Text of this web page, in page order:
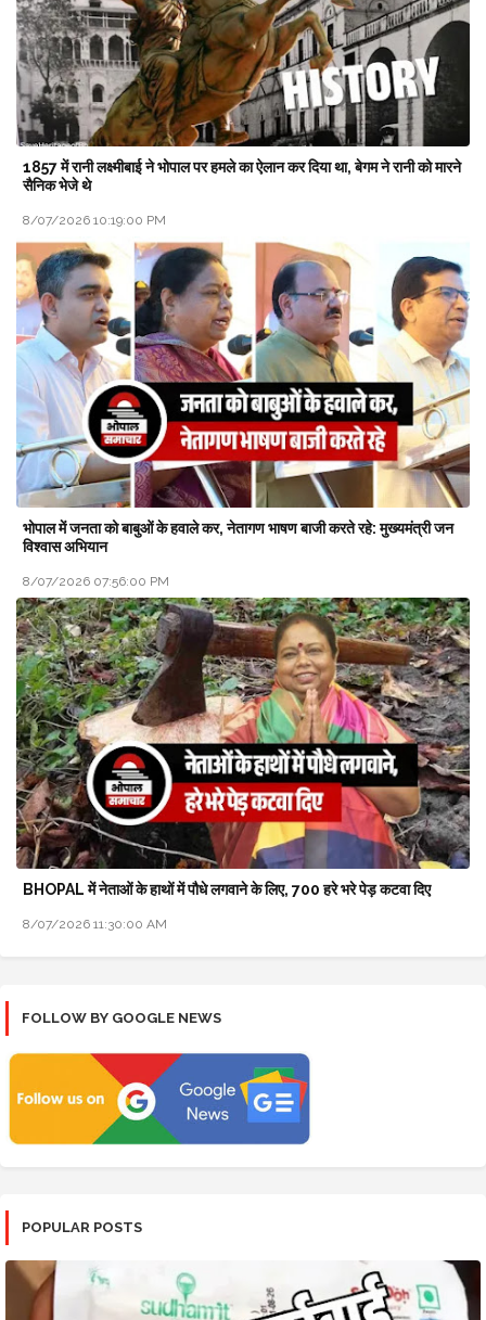
1857 में रानी लक्ष्मीबाई ने भोपाल पर हमले का ऐलान कर दिया था, बेगम ने रानी को मारने
सैनिक भेजे थे
8/07/2026 10:19:00 PM
भोपाल में जनता को बाबुओं के हवाले कर, नेतागण भाषण बाजी करते रहे: मुख्यमंत्री जन
विश्वास अभियान
8/07/2026 07:56:00 PM
BHOPAL में नेताओं के हाथों में पौधे लगवाने के लिए, 700 हरे भरे पेड़ कटवा दिए
8/07/2026 11:30:00 AM
FOLLOW BY GOOGLE NEWS
POPULAR POSTS